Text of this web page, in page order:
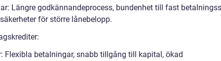
Längre godkännandeprocess, bundenhet till fast
för större lånebelopp.
Flexibla betalningar, snabb tillgång till kapital, ökad